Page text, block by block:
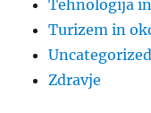
Tehnologija
Turizem in
Uncategorized
Zdravje